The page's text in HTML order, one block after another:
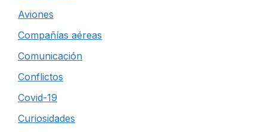
Aviones
Compañías aéreas
Comunicación
Conflictos
Covid-19
Curiosidades